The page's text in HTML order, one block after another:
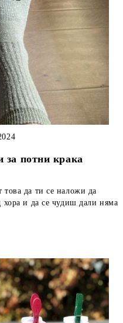
за потни крака
да ти се наложи да
хора и да се чудиш дали няма